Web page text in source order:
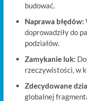
budować.
Naprawa błędów:
doprowadziły do
podziałów.
Zamykanie luk:
rzeczywistości, w
Zdecydowane
globalnej